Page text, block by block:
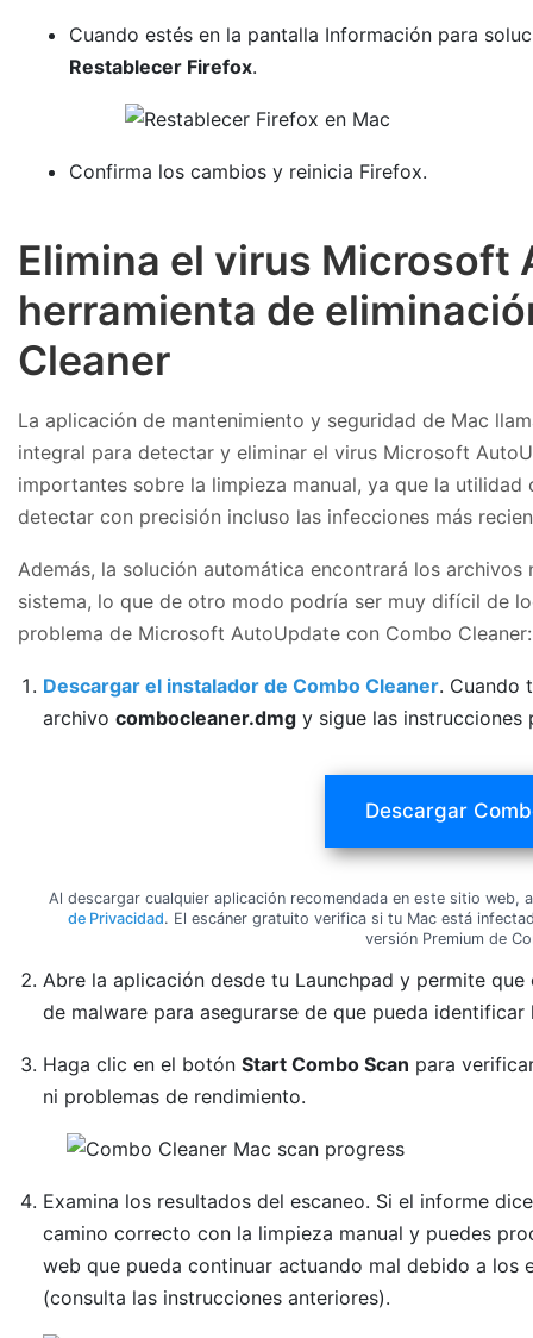
Cuando estés en la pantalla Información para
Restablecer Firefox.
Confirma los cambios y reinicia Firefox.
Elimina el virus Microsoft
herramienta de
Cleaner
La aplicación de mantenimiento y seguridad de Mac
integral para detectar y eliminar el virus Microsoft
importantes sobre la limpieza manual, ya que la
detectar con precisión incluso las infecciones más
Además, la solución automática encontrará los
sistema, lo que de otro modo podría ser muy difícil de
problema de Microsoft AutoUpdate con Combo Cleaner:
Descargar el instalador de Combo Cleaner. Cuando
archivocombocleaner.dmg y sigue las instrucciones
Descargar
Al descargar cualquier aplicación recomendada en este sitio web,
de Privacidad. El escáner gratuito verifica si tu Mac está
versión Premium de
Abre la aplicación desde tu Launchpad y permite
de malware para asegurarse de que pueda identificar
Haga clic en el botónStart Combo Scan para
ni problemas de rendimiento.
Examina los resultados del escaneo. Si el informe
camino correcto con la limpieza manual y puedes
web que pueda continuar actuando mal debido a
(consulta las instrucciones anteriores).